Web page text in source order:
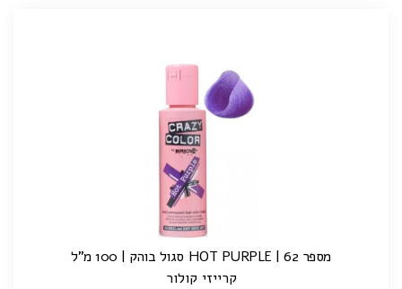
מספר 62 | HOT PURPLE סגול בוהק | 100 מ"ל
קרייזי קולור